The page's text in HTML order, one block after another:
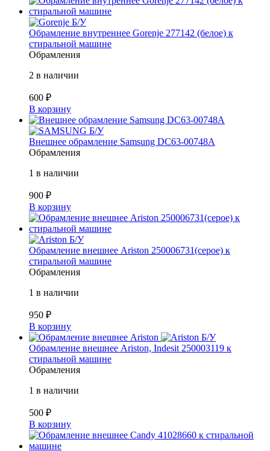
Б/У
Обрамление внутреннее Gorenje 277142 (белое) к
стиральной машине
Обрамления
2 в наличии
600 ₽
В корзину
Б/У
Внешнее обрамление Samsung DC63-00748A
Обрамления
1 в наличии
900 ₽
В корзину
Б/У
Обрамление внешнее Ariston 250006731(серое) к
стиральной машине
Обрамления
1 в наличии
950 ₽
В корзину
Б/У
Обрамление внешнее Ariston, Indesit 250003119 к
стиральной машине
Обрамления
1 в наличии
500 ₽
В корзину